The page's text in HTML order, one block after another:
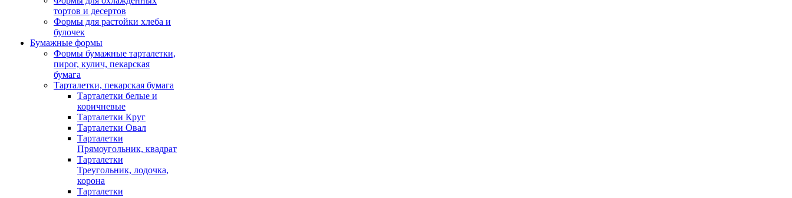
тортов и десертов
Формы для растойки хлеба и
булочек
Бумажные формы
Формы бумажные тарталетки,
пирог, кулич, пекарская
бумага
Тарталетки, пекарская бумага
Тарталетки белые и
коричневые
Тарталетки Круг
Тарталетки Овал
Тарталетки
Прямоугольник, квадрат
Тарталетки
Треугольник, лодочка,
корона
Тарталетки